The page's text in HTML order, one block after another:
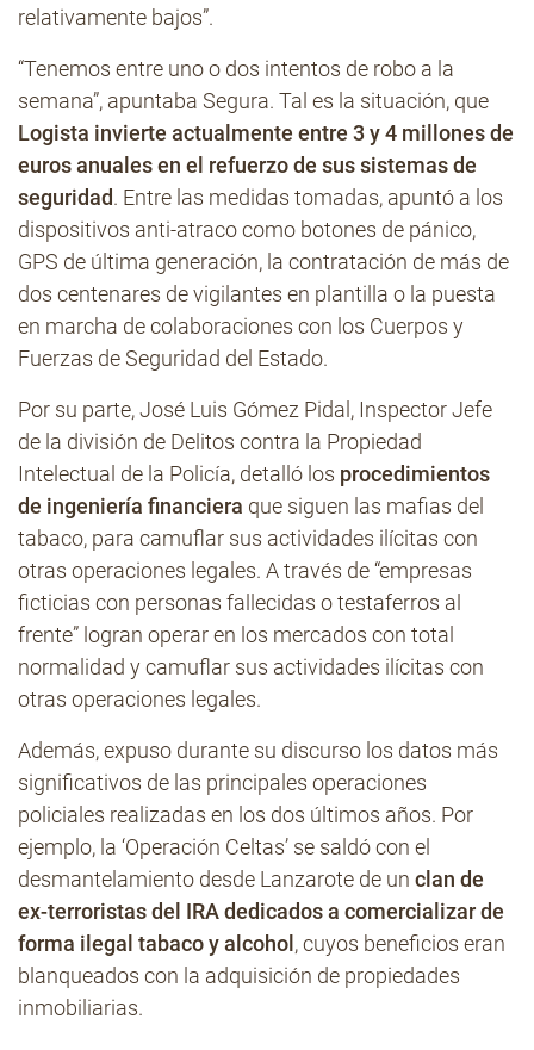
relativamente bajos”.
“Tenemos entre uno o dos intentos de robo a la
semana”, apuntaba Segura. Tal es la situación, que
Logista invierte actualmente entre 3 y 4 millones de
euros anuales en el refuerzo de sus sistemas de
seguridad. Entre las medidas tomadas, apuntó a los
dispositivos anti-atraco como botones de pánico,
GPS de última generación, la contratación de más de
dos centenares de vigilantes en plantilla o la puesta
en marcha de colaboraciones con los Cuerpos y
Fuerzas de Seguridad del Estado.
Por su parte, José Luis Gómez Pidal, Inspector Jefe
de la división de Delitos contra la Propiedad
Intelectual de la Policía, detalló los procedimientos
de ingeniería financiera que siguen las mafias del
tabaco, para camuflar sus actividades ilícitas con
otras operaciones legales. A través de “empresas
ficticias con personas fallecidas o testaferros al
frente” logran operar en los mercados con total
normalidad y camuflar sus actividades ilícitas con
otras operaciones legales.
Además, expuso durante su discurso los datos más
significativos de las principales operaciones
policiales realizadas en los dos últimos años. Por
ejemplo, la ‘Operación Celtas’ se saldó con el
desmantelamiento desde Lanzarote de un clan de
ex-terroristas del IRA dedicados a comercializar de
forma ilegal tabaco y alcohol , cuyos beneficios eran
blanqueados con la adquisición de propiedades
inmobiliarias.